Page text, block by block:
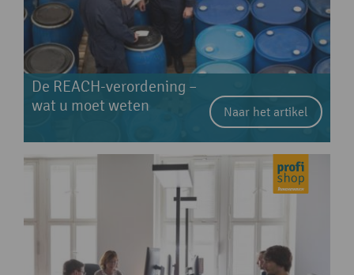
De REACH-verordening –
wat u moet weten
Naar het artikel